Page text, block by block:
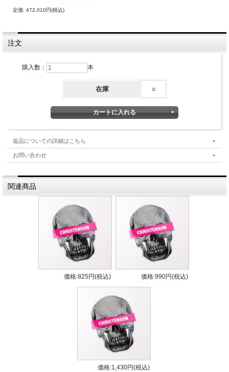
[送料無料] クリステンソン サーフボード / ザ・トレ
ーズマン 9'4"
クリステンソンサーフボードのロングボードの新作JJ
WESSELS のシグネチャーモデル"TRADESMAN / トレーズマ
ー、センターの厚さはそれほど厚めではないもののレール際まで
厚めにボリュームを残したシェイプで、テイクオフのはやさ、安
定感、ターンのしやすさ、とユーザーフレンドリーなノーズライ
ダーになっています。
9'4"
2 13/16
定価: 472,010円(税込)
注文
購入数： 本
在庫 ○
返品についての詳細はこちら
お問い合わせ
関連商品
価格:825円(税込) 価格:990円(税込)
価格:1,430円(税込)